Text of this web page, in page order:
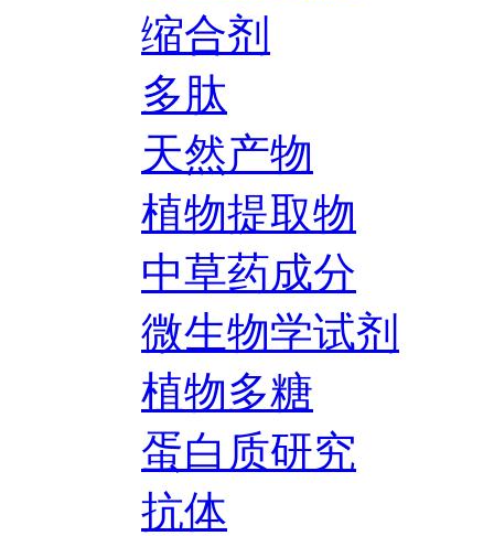
缩合剂
多肽
天然产物
植物提取物
中草药成分
微生物学试剂
植物多糖
蛋白质研究
抗体